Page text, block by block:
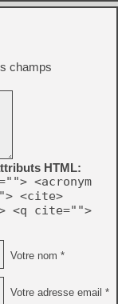
champs
HTML:
<acronym
<cite>
<q cite="">
Votre nom *
Votre adresse email *